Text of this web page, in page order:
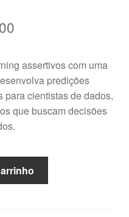
O
atual
é:
R$ 997,00.
assertivos com uma
predições
para cientistas de dados,
que buscam decisões